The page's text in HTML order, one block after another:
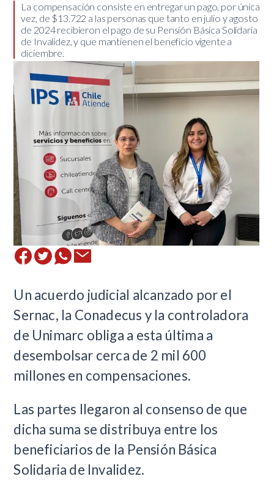
​La compensación consiste en entregar un pago, por única
vez, de $13.722 a las personas que tanto en julio y agosto
de 2024 recibieron el pago de su Pensión Básica Solidaria
de Invalidez, y que mantienen el beneficio vigente a
diciembre.
Un acuerdo judicial alcanzado por el
Sernac, la Conadecus y la controladora
de Unimarc obliga a esta última a
desembolsar cerca de 2 mil 600
millones en compensaciones.
​Las partes llegaron al consenso de que
dicha suma se distribuya entre los
beneficiarios de la Pensión Básica
Solidaria de Invalidez.